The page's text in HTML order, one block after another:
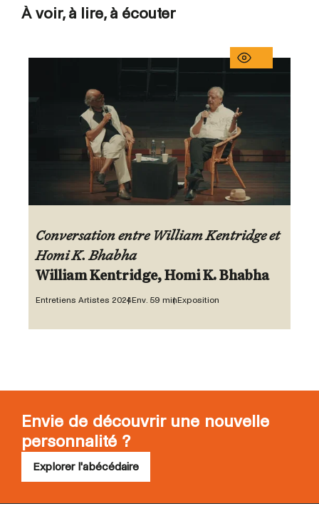
À voir, à lire, à écouter
Conversation entre William Kentridge et
Homi K. Bhabha
William Kentridge, Homi K. Bhabha
Entretiens Artistes 2024Env. 59 minExposition
Envie de découvrir une nouvelle
personnalité ?
Explorer l'abécédaire